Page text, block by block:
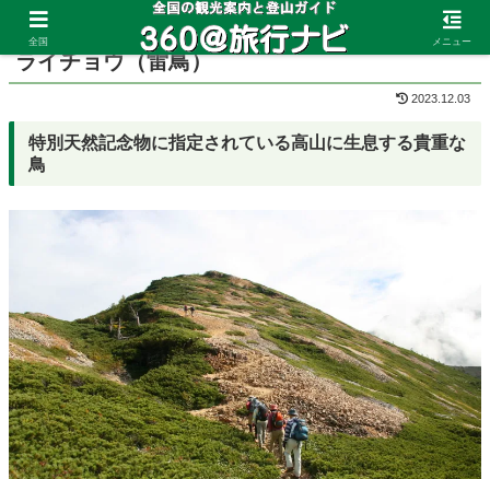
ホーム 長野県 五竜岳
ライチョウ（雷鳥）
2023.12.03
特別天然記念物に指定されている高山に生息する貴重な
鳥
全国 メニュー